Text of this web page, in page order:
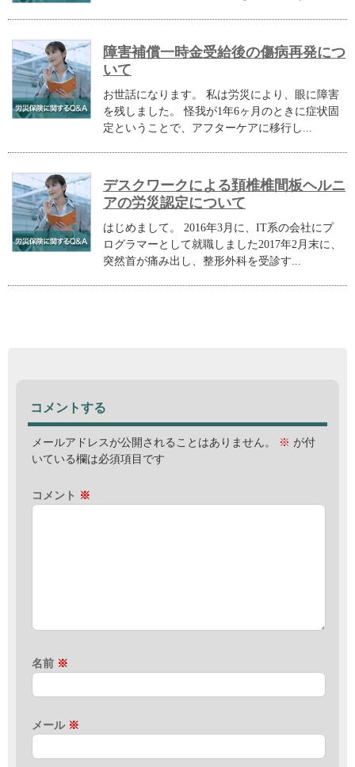
障害補償一時金受給後の傷病再発につ
いて
お世話になります。 私は労災により、眼に障害
を残しました。 怪我が1年6ヶ月のときに症状固
定ということで、アフターケアに移行し...
デスクワークによる頚椎椎間板ヘルニ
アの労災認定について
はじめまして。 2016年3月に、IT系の会社にプ
ログラマーとして就職しました2017年2月末に、
突然首が痛み出し、整形外科を受診す...
コメントする
メールアドレスが公開されることはありません。 ※ が付
いている欄は必須項目です
コメント ※
名前 ※
メール ※